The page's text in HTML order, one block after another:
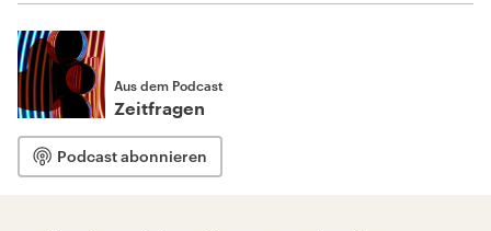
Aus dem Podcast
Zeitfragen
Podcast abonnieren